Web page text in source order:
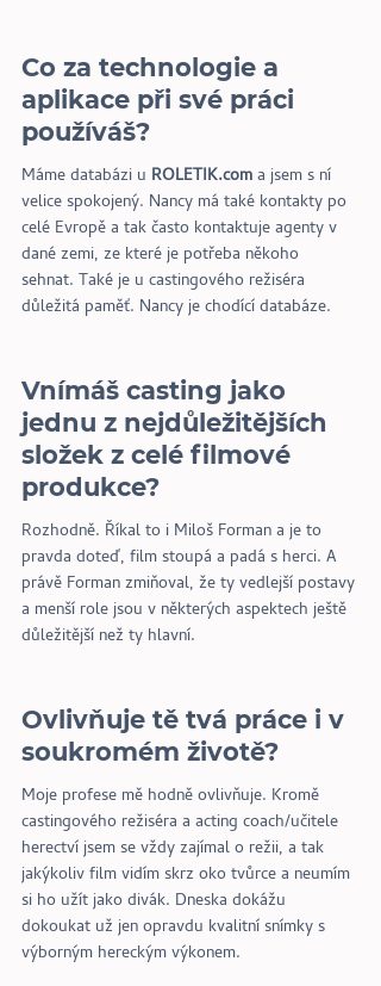
Co za technologie a
aplikace při své práci
používáš?
Máme databázi u ROLETIK.com a jsem s ní
velice spokojený. Nancy má také kontakty po
celé Evropě a tak často kontaktuje agenty v
dané zemi, ze které je potřeba někoho
sehnat. Také je u castingového režiséra
důležitá paměť. Nancy je chodící databáze.
Vnímáš casting jako
jednu z nejdůležitějších
složek z celé filmové
produkce?
Rozhodně. Říkal to i Miloš Forman a je to
pravda doteď, film stoupá a padá s herci. A
právě Forman zmiňoval, že ty vedlejší postavy
a menší role jsou v některých aspektech ještě
důležitější než ty hlavní.
Ovlivňuje tě tvá práce i v
soukromém životě?
Moje profese mě hodně ovlivňuje. Kromě
castingového režiséra a acting coach/učitele
herectví jsem se vždy zajímal o režii, a tak
jakýkoliv film vidím skrz oko tvůrce a neumím
si ho užít jako divák. Dneska dokážu
dokoukat už jen opravdu kvalitní snímky s
výborným hereckým výkonem.